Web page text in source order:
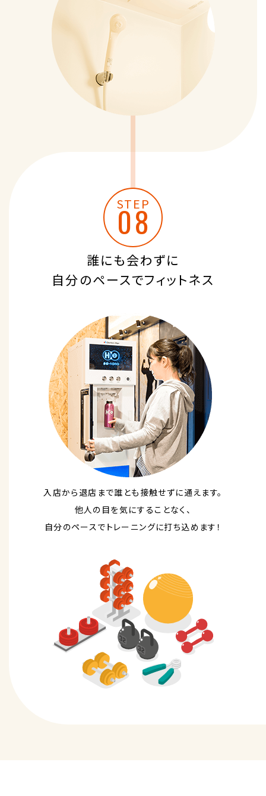
誰にも会わずに
自分のペースでフィットネス
入店から退店まで誰とも接触せずに通えます。
他人の目を気にすることなく、
自分のペースでトレーニングに打ち込めます！
STEP